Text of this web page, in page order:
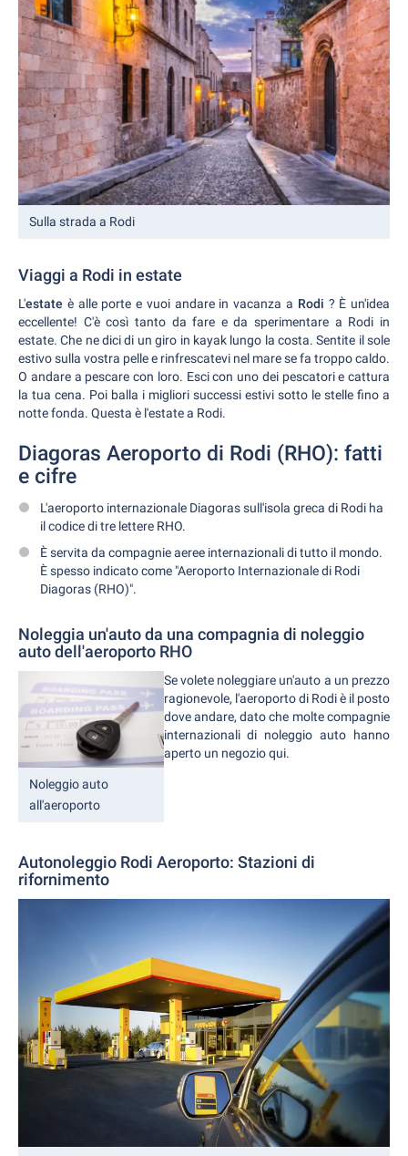
Sulla strada a Rodi
Viaggi a Rodi in estate
L'estate è alle porte e vuoi andare in vacanza a Rodi ? È un'idea
eccellente! C'è così tanto da fare e da sperimentare a Rodi in
estate. Che ne dici di un giro in kayak lungo la costa. Sentite il sole
estivo sulla vostra pelle e rinfrescatevi nel mare se fa troppo caldo.
O andare a pescare con loro. Esci con uno dei pescatori e cattura
la tua cena. Poi balla i migliori successi estivi sotto le stelle fino a
notte fonda. Questa è l'estate a Rodi.
Diagoras Aeroporto di Rodi (RHO): fatti
e cifre
L'aeroporto internazionale Diagoras sull'isola greca di Rodi ha
il codice di tre lettere RHO.
È servita da compagnie aeree internazionali di tutto il mondo.
È spesso indicato come "Aeroporto Internazionale di Rodi
Diagoras (RHO)".
Noleggia un'auto da una compagnia di noleggio
auto dell'aeroporto RHO
Noleggio auto
all'aeroporto
Se volete noleggiare un'auto a un prezzo
ragionevole, l'aeroporto di Rodi è il posto
dove andare, dato che molte compagnie
internazionali di noleggio auto hanno
aperto un negozio qui.
Autonoleggio Rodi Aeroporto: Stazioni di
rifornimento